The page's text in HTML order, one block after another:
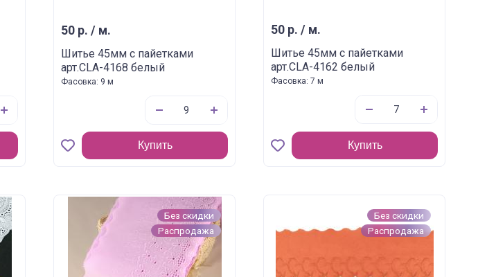
50 р. / м.
Шитье 45мм с пайетками
арт.CLA-4168 белый
Фасовка: 9 м
Купить
50 р. / м.
Шитье 45мм с пайетками
арт.CLA-4162 белый
Фасовка: 7 м
Купить
Без скидки
Распродажа
Без скидки
Распродажа